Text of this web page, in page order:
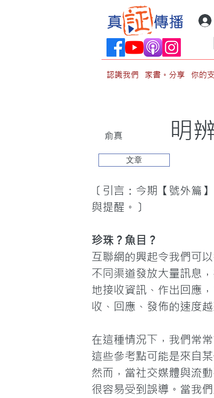
認識我們 家書。分享 你的
俞真 明
文章
〔引言：今期【號外篇
與提醒。〕
珍珠？魚目？
互聯網的興起令我們可
不同渠道發放大量訊息
地接收資訊、作出回應
收、回應、發佈的速度
在這種情況下，我們常
這些參考點可能是來自
然而，當社交媒體與流
很容易受到誤導。當我